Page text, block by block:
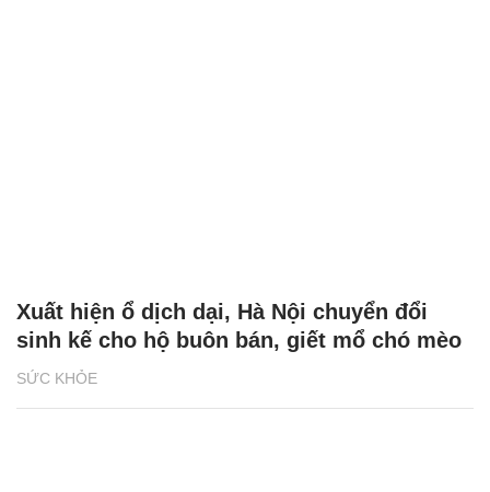
SỨC KHỎE
Xuất hiện ổ dịch dại, Hà Nội chuyển đổi
sinh kế cho hộ buôn bán, giết mổ chó mèo